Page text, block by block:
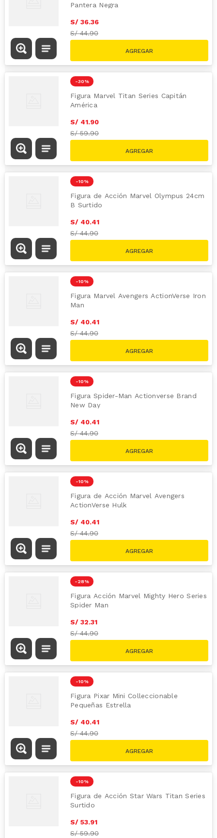
Pantera Negra
S/ 36.36
S/44.90
-30 %
Figura Marvel Titan Series Capitán
América
S/ 41.90
S/59.90
-10 %
Figura de Acción Marvel Olympus 24cm
B Surtido
S/ 40.41
S/44.90
-10 %
Figura Marvel Avengers ActionVerse Iron
Man
S/ 40.41
S/44.90
-10 %
Figura Spider-Man Actionverse Brand
New Day
S/ 40.41
S/44.90
-10 %
Figura de Acción Marvel Avengers
ActionVerse Hulk
S/ 40.41
S/44.90
-28 %
Figura Acción Marvel Mighty Hero Series
Spider Man
S/ 32.31
S/44.90
-10 %
Figura Pixar Mini Colleccionable
Pequeñas Estrella
S/ 40.41
S/44.90
-10 %
Figura de Acción Star Wars Titan Series
Surtido
S/ 53.91
S/59.90